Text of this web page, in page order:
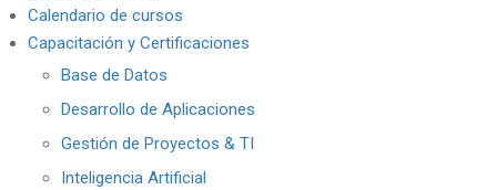
Calendario de cursos
Capacitación y Certificaciones
Base de Datos
Desarrollo de Aplicaciones
Gestión de Proyectos & TI
Inteligencia Artificial